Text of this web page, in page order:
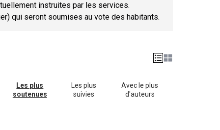
instruites par les services.
qui seront soumises au vote des habitants.
Les plus
soutenues
Les plus
suivies
Avec le plus
d'auteurs